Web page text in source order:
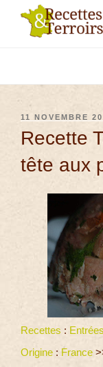
11 NOVEMBRE
Recette
tête aux
Recettes : Entrées
Origine : France